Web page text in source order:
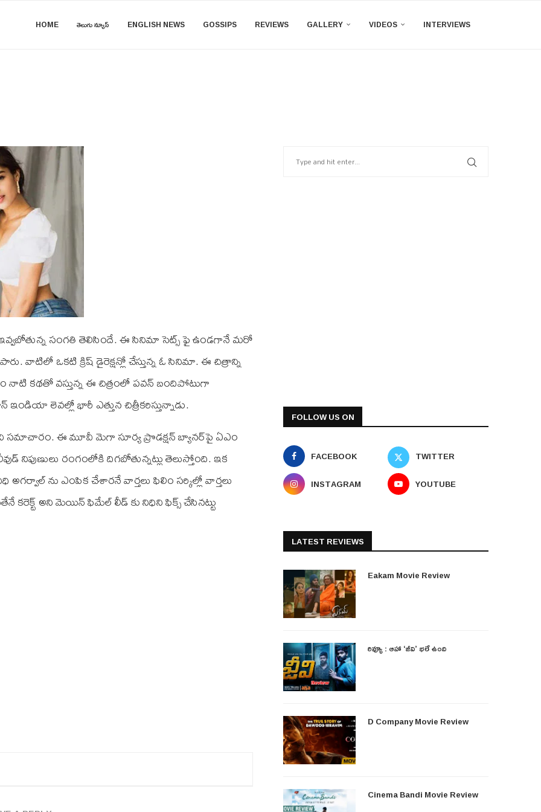
HOME తెలుగు న్యూస్ ENGLISH NEWS GOSSIPS REVIEWS GALLERY VIDEOS INTERVIEWS
సంగతి తెలిసిందే. ఈ సినిమా సెట్స్ ఫై ఉండగానే మరో
వాటిలో ఒకటి క్రిష్ డైరెక్షన్లో చేస్తున్న ఓ సినిమా. ఈ చిత్రాన్ని
నాటి కథతో వస్తున్న ఈ చిత్రంలో పవన్ బందిపోటుగా
ఇండియా లెవల్లో భారీ ఎత్తున చిత్రీకరిస్తున్నాడు.
సమాచారం. ఈ మూవీ మెగా సూర్య ప్రొడక్షన్‌ బ్యానర్‌పై ఏఎం
నిపుణులు రంగంలోకి దిగబోతున్నట్లు తెలుస్తోంది. ఇక
ను ఎంపిక చేశారనే వార్తలు ఫిలిం సర్కిల్లో వార్తలు
అని మెయిన్ ఫిమేల్ లీడ్ కు నిధిని ఫిక్స్ చేసినట్టు
FOLLOW US ON
FACEBOOK
TWITTER
INSTAGRAM
YOUTUBE
LATEST REVIEWS
Eakam Movie Review
రివ్యూ : ఆహా ‘జీవి’ భలే ఉంది
D Company Movie Review
Cinema Bandi Movie Review